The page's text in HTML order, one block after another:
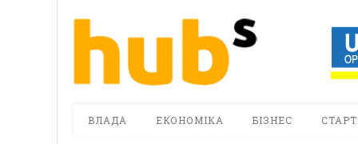
ВЛАДА ЕКОНОМІКА БІЗНЕС